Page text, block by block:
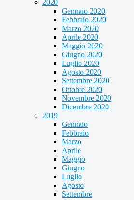
2020
Gennaio 2020
Febbraio 2020
Marzo 2020
Aprile 2020
Maggio 2020
Giugno 2020
Luglio 2020
Agosto 2020
Settembre 2020
Ottobre 2020
Novembre 2020
Dicembre 2020
2019
Gennaio
Febbraio
Marzo
Aprile
Maggio
Giugno
Luglio
Agosto
Settembre